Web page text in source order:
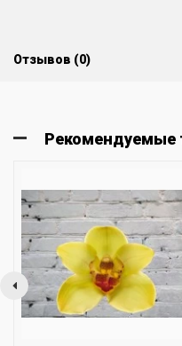
Отзывов (0)
Рекомендуемые